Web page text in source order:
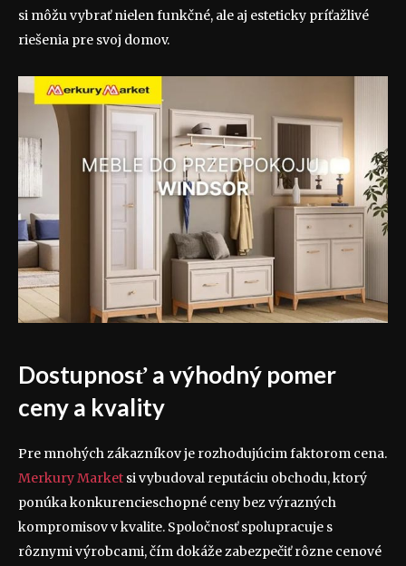
si môžu vybrať nielen funkčné, ale aj esteticky príťažlivé
riešenia pre svoj domov.
Dostupnosť a výhodný pomer
ceny a kvality
Pre mnohých zákazníkov je rozhodujúcim faktorom cena.
Merkury Market si vybudoval reputáciu obchodu, ktorý
ponúka konkurencieschopné ceny bez výrazných
kompromisov v kvalite. Spoločnosť spolupracuje s
rôznymi výrobcami, čím dokáže zabezpečiť rôzne cenové